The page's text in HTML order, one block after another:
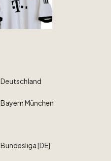
Deutschland
BayernMünchen
Bundesliga[DE]